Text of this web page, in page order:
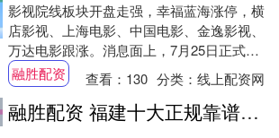
影视院线板块开盘走强，幸福蓝海涨停，横
店影视、上海电影、中国电影、金逸影视、
万达电影跟涨。消息面上，7月25日正式公
映的抗战题材影片《南京照相馆》以1.57亿
元....
融胜配资 查看： 130 分类：线上配资网
融胜配资 福建十大正规靠谱旅行社推荐榜｜誉荐国际旅行社蝉联_服务_线路_定制